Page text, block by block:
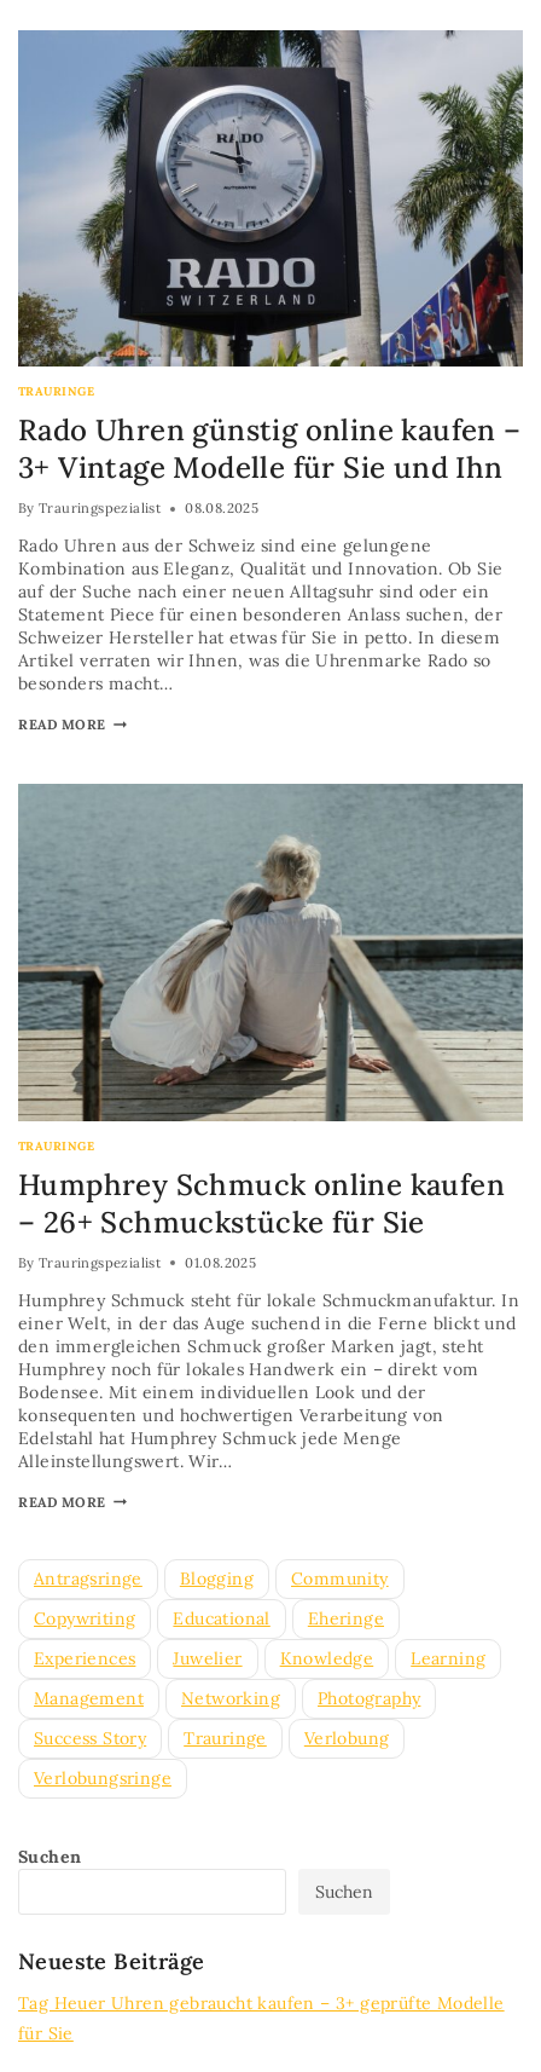
TRAURINGE
Rado Uhren günstig online kaufen –
3+ Vintage Modelle für Sie und Ihn
By Trauringspezialist 08.08.2025
Rado Uhren aus der Schweiz sind eine gelungene
Kombination aus Eleganz, Qualität und Innovation. Ob Sie
auf der Suche nach einer neuen Alltagsuhr sind oder ein
Statement Piece für einen besonderen Anlass suchen, der
Schweizer Hersteller hat etwas für Sie in petto. In diesem
Artikel verraten wir Ihnen, was die Uhrenmarke Rado so
besonders macht…
READ MORE
TRAURINGE
Humphrey Schmuck online kaufen
– 26+ Schmuckstücke für Sie
By Trauringspezialist 01.08.2025
Humphrey Schmuck steht für lokale Schmuckmanufaktur. In
einer Welt, in der das Auge suchend in die Ferne blickt und
den immergleichen Schmuck großer Marken jagt, steht
Humphrey noch für lokales Handwerk ein – direkt vom
Bodensee. Mit einem individuellen Look und der
konsequenten und hochwertigen Verarbeitung von
Edelstahl hat Humphrey Schmuck jede Menge
Alleinstellungswert. Wir…
READ MORE
Antragsringe Blogging
Community
Copywriting
Educational
Eheringe
Experiences
Juwelier Knowledge
Learning
Management
Networking
Photography
Success Story
Trauringe
Verlobung
Verlobungsringe
Suchen
Suchen
Neueste Beiträge
Tag Heuer Uhren gebraucht kaufen – 3+ geprüfte Modelle
für Sie